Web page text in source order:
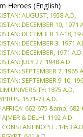
Heroes (English)
AUGUST, 1958 A.D.
DECEMBER 10, 1971
DECEMBER 17-18,
DECEMBER 3, 1971
DECEMBER, 1971 A.D.
JULY 27, 1948 A.D.
SEPTEMBER 7, 1965
SEPTEMBER 9-10,
UNIVERSITY: 1875 A.D.
1571-73 A.D.
AFRICA: 662-675 &amp;
& DELHI: 1192 A.D.
1453